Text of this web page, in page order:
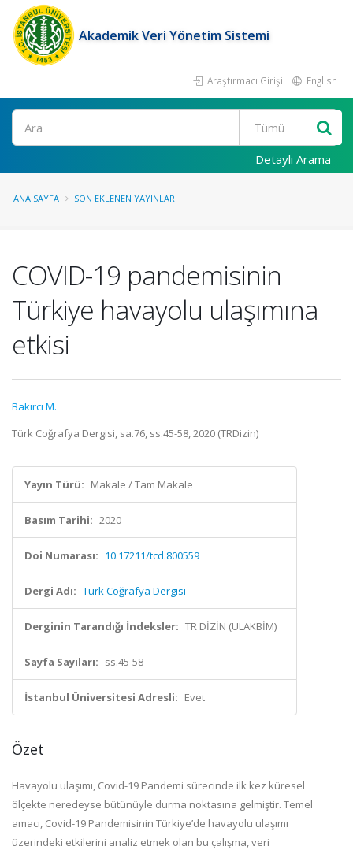
Akademik Veri Yönetim Sistemi
Araştırmacı Girişi English
Ara
Detaylı Arama
ANA SAYFA SON EKLENEN YAYINLAR
COVID-19 pandemisinin
Türkiye havayolu ulaşımına
etkisi
Bakırcı M.
Türk Coğrafya Dergisi, sa.76, ss.45-58, 2020 (TRDizin)
Yayın Türü: Makale / Tam Makale
Basım Tarihi: 2020
Doi Numarası: 10.17211/tcd.800559
Dergi Adı: Türk Coğrafya Dergisi
Derginin Tarandığı İndeksler: TR DİZİN (ULAKBİM)
Sayfa Sayıları: ss.45-58
İstanbul Üniversitesi Adresli: Evet
Özet
Havayolu ulaşımı, Covid-19 Pandemi sürecinde ilk kez küresel
ölçekte neredeyse bütünüyle durma noktasına gelmiştir. Temel
amacı, Covid-19 Pandemisinin Türkiye’de havayolu ulaşımı
üzerindeki etkilerini analiz etmek olan bu çalışma, veri